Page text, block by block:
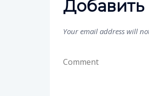
Your email address will